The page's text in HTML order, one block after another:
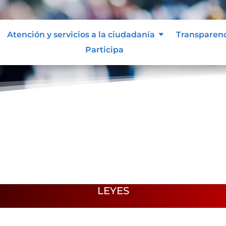
Atención y servicios a la ciudadanía
Participa
LEYES